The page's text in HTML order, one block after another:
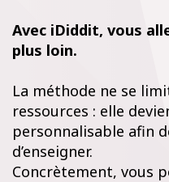
Avec iDiddit, vous
plus loin.
La méthode ne se
ressources : elle
personnalisable afin
d’enseigner.
Concrètement, vous